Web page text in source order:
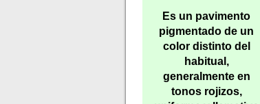
Es un pavimento
pigmentado de un
color distinto del
habitual,
generalmente en
tonos rojizos,